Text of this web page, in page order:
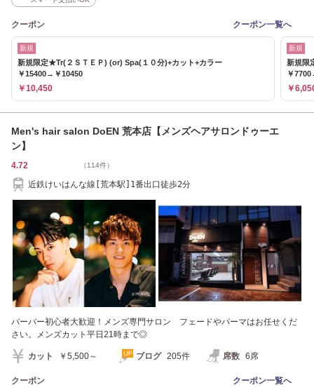
クーポン クーポン一覧へ
新規
新規限定★Tr(２ＳＴＥＰ) (or) Spa(１０分)+カット+カラー
￥15400→￥10450
￥10,450
新規
新規限
￥
￥
Men's hair salon DoEN 荒本店【メンズヘアサロンドゥーエ
ン】
4.72 （114件）
近鉄けいはんな線[荒本駅]1番出口徒歩2分
バーバー初心者大歓迎！メンズ専門サロン フェードやパーマはお任せくだ
さい。メンズカット平日21時まで◎
カット ￥5,500～ ブログ 205件 席数 6席
クーポン クーポン一覧へ